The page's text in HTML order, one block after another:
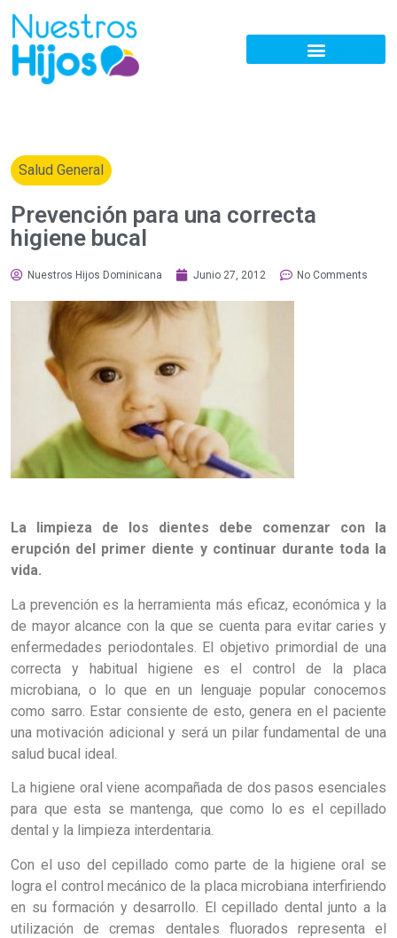
Salud General
Prevención para una correcta
higiene bucal
Nuestros Hijos Dominicana Junio 27, 2012 No Comments
La limpieza de los dientes debe comenzar con la
erupción del primer diente y continuar durante toda la
vida.
La prevención es la herramienta más eficaz, económica y la
de mayor alcance con la que se cuenta para evitar caries y
enfermedades periodontales. El objetivo primordial de una
correcta y habitual higiene es el control de la placa
microbiana, o lo que en un lenguaje popular conocemos
como sarro. Estar consiente de esto, genera en el paciente
una motivación adicional y será un pilar fundamental de una
salud bucal ideal.
La higiene oral viene acompañada de dos pasos esenciales
para que esta se mantenga, que como lo es el cepillado
dental y la limpieza interdentaria.
Con el uso del cepillado como parte de la higiene oral se
logra el control mecánico de la placa microbiana interfiriendo
en su formación y desarrollo. El cepillado dental junto a la
utilización de cremas dentales fluorados representa el